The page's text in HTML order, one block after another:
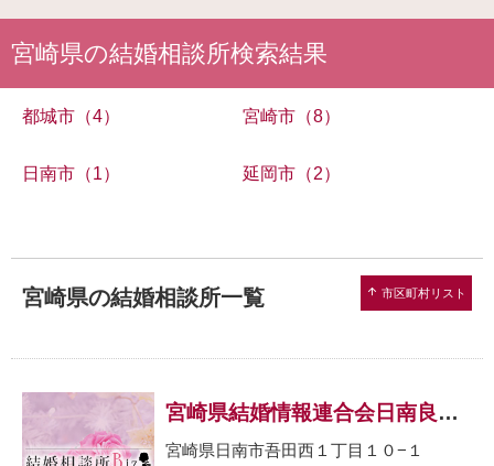
宮崎県の結婚相談所検索結果
都城市（4） 宮崎市（8）
日南市（1） 延岡市（2）
宮崎県の結婚相談所一覧 arrow_upward 市区町村リスト
宮崎県結婚情報連合会日南良縁センター
宮崎県日南市吾田西１丁目１０−１